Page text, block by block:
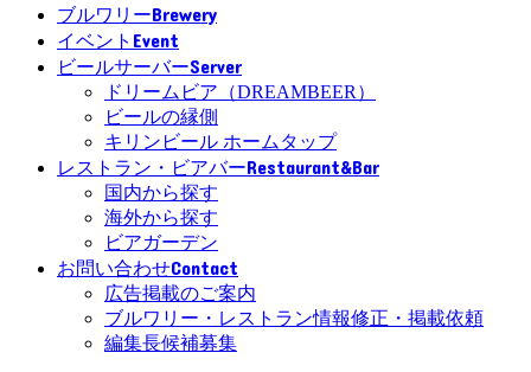
ブルワリーBrewery
イベント Event
ビールサーバーServer
ドリームビア（DREAMBEER）
ビールの縁側
キリンビール ホームタップ
レストラン・ビアバーRestaurant&Bar
国内から探す
海外から探す
ビアガーデン
お問い合わせContact
広告掲載のご案内
ブルワリー・レストラン情報修正・掲載依頼
編集長候補募集